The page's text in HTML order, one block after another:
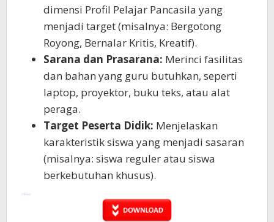
dimensi Profil Pelajar Pancasila yang
menjadi target (misalnya: Bergotong
Royong, Bernalar Kritis, Kreatif).
Sarana dan Prasarana: Merinci fasilitas
dan bahan yang guru butuhkan, seperti
laptop, proyektor, buku teks, atau alat
peraga.
Target Peserta Didik: Menjelaskan
karakteristik siswa yang menjadi sasaran
(misalnya: siswa reguler atau siswa
berkebutuhan khusus).